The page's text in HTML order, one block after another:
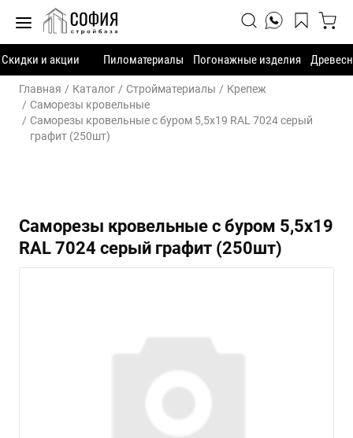
Скидки и акции Пиломатериалы Погонажные изделия
Главная Каталог Стройматериалы
Крепеж
Саморезы кровельные
Саморезы кровельные с буром 5,5х19 RAL 7024 серый
графит (250шт)
Саморезы кровельные с буром 5,5х19
RAL 7024 серый графит (250шт)